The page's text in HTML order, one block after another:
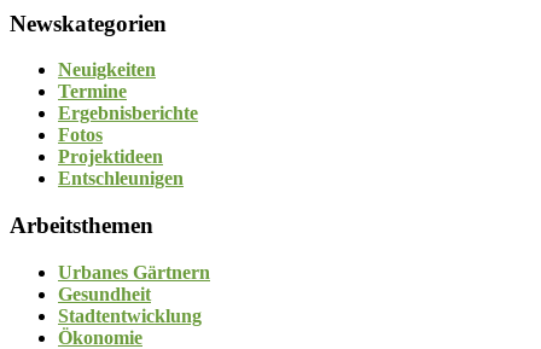
Newskategorien
Neuigkeiten
Termine
Ergebnisberichte
Fotos
Projektideen
Entschleunigen
Arbeitsthemen
Urbanes Gärtnern
Gesundheit
Stadtentwicklung
Ökonomie